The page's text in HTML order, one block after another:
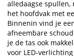
alledaagse spullen,
het hoofdvak met
Binnenin vind je
afneembare
je de tas ook
voor LED-